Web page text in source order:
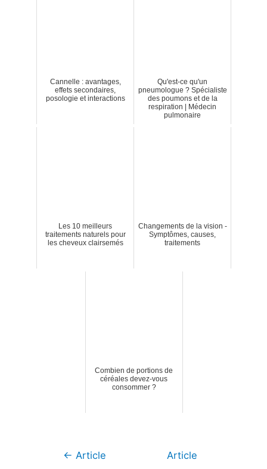
Cannelle : avantages,
effets secondaires,
posologie et interactions
Qu'est-ce qu'un
pneumologue ? Spécialiste
des poumons et de la
respiration | Médecin
pulmonaire
Les 10 meilleurs
traitements naturels pour
les cheveux clairsemés
Changements de la vision -
Symptômes, causes,
traitements
Combien de portions de
céréales devez-vous
consommer ?
Navigation
← Article
Article